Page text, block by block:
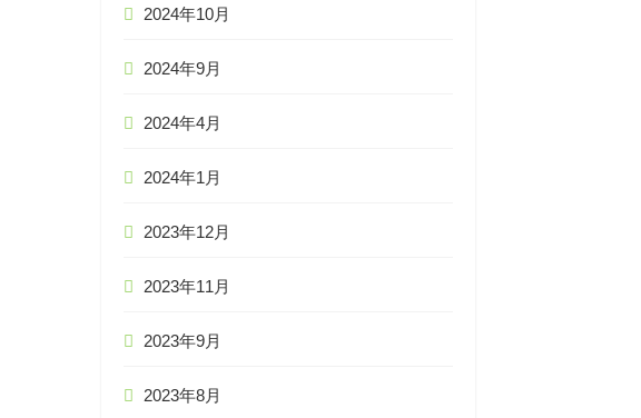
2024年10月
2024年9月
2024年4月
2024年1月
2023年12月
2023年11月
2023年9月
2023年8月